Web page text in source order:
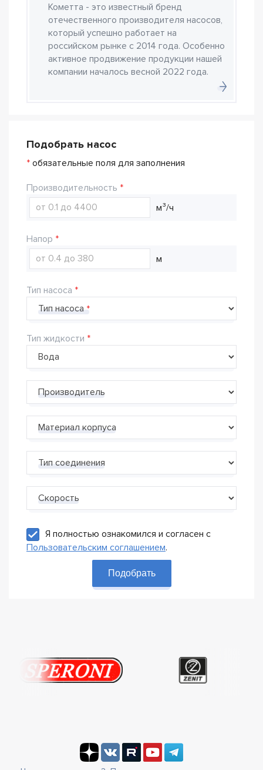
Кометта - это известный бренд
отечественного производителя насосов,
который успешно работает на
российском рынке с 2014 года. Особенно
активное продвижение продукции нашей
компании началось весной 2022 года.
Подобрать насос
* обязательные поля для заполнения
Производительность
м³/ч
Напор
м
Тип насоса
Тип насоса
Тип жидкости
Производитель
Материал корпуса
Тип соединения
Скорость
Я полностью ознакомился и согласен с
Пользовательским соглашением.
Подобрать